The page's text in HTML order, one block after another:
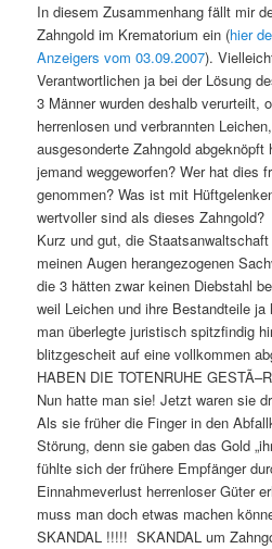
In diesem Zusammenhang fällt mir
Zahngold im Krematorium ein (hier
Anzeigers vom 03.09.2007).
Verantwortlichen ja bei der Lösung
3 Männer wurden deshalb verurteilt,
herrenlosen und verbrannten
ausgesonderte Zahngold
jemand weggeworfen? Wer hat dies
genommen? Was ist mit
wertvoller sind als dieses Zahngold?
Kurz und gut, die
meinen Augen herangezogenen
die 3 hätten zwar keinen Diebstahl
weil Leichen und ihre Bestandteile
man überlegte juristisch spitzfindig
blitzgescheit auf eine vollkommen
HABEN DIE TOTENRUHE
Nun hatte man sie! Jetzt waren sie
Als sie früher die Finger in den
Störung, denn sie gaben das Gold
fühlte sich der frühere Empfänger
Einnahmeverlust herrenloser Güter
muss man doch etwas machen
SKANDAL !!!!! SKANDAL um